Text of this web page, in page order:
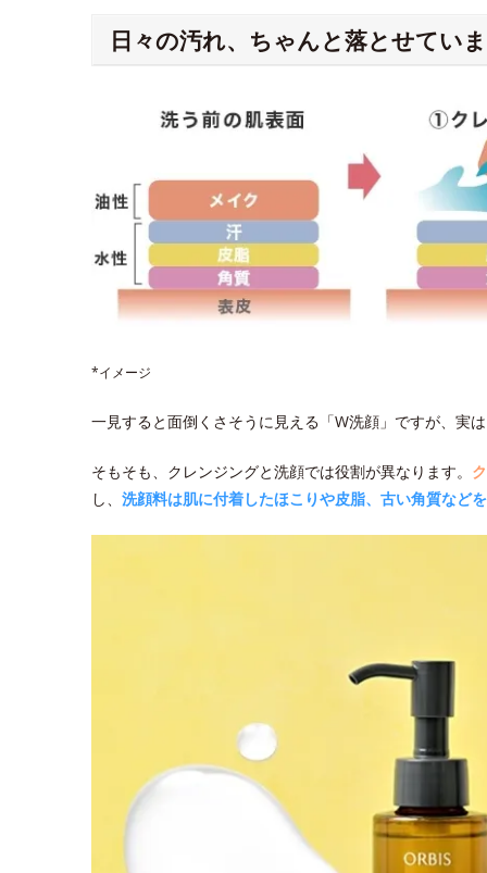
日々の汚れ、ちゃんと落とせてい
*イメージ
一見すると面倒くさそうに見える「W洗顔」ですが、実
そもそも、クレンジングと洗顔では役割が異なります。
し、 洗顔料は肌に付着したほこりや皮脂、古い角質など